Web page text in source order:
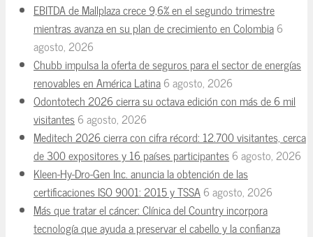
EBITDA de Mallplaza crece 9,6% en el segundo trimestre
mientras avanza en su plan de crecimiento en Colombia6
agosto, 2026
Chubb impulsa la oferta de seguros para el sector de energías
renovables en América Latina6 agosto, 2026
Odontotech 2026 cierra su octava edición con más de 6 mil
visitantes6 agosto, 2026
Meditech 2026 cierra con cifra récord: 12.700 visitantes, cerca
de 300 expositores y 16 países participantes6 agosto, 2026
Kleen-Hy-Dro-Gen Inc. anuncia la obtención de las
certificaciones ISO 9001: 2015 y TSSA6 agosto, 2026
Más que tratar el cáncer: Clínica del Country incorpora
tecnología que ayuda a preservar el cabello y la confianza